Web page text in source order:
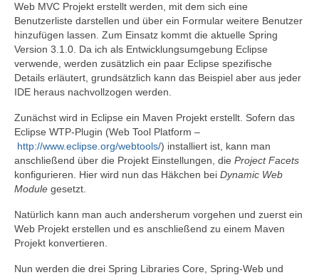
Web MVC Projekt erstellt werden, mit dem sich eine
Benutzerliste darstellen und über ein Formular weitere Benutzer
hinzufügen lassen. Zum Einsatz kommt die aktuelle Spring
Version 3.1.0. Da ich als Entwicklungsumgebung Eclipse
verwende, werden zusätzlich ein paar Eclipse spezifische
Details erläutert, grundsätzlich kann das Beispiel aber aus jeder
IDE heraus nachvollzogen werden.
Zunächst wird in Eclipse ein Maven Projekt erstellt. Sofern das
Eclipse WTP-Plugin (Web Tool Platform –
http://www.eclipse.org/webtools/) installiert ist, kann man
anschließend über die Projekt Einstellungen, die Project Facets
konfigurieren. Hier wird nun das Häkchen bei Dynamic Web
Module gesetzt.
Natürlich kann man auch andersherum vorgehen und zuerst ein
Web Projekt erstellen und es anschließend zu einem Maven
Projekt konvertieren.
Nun werden die drei Spring Libraries Core, Spring-Web und